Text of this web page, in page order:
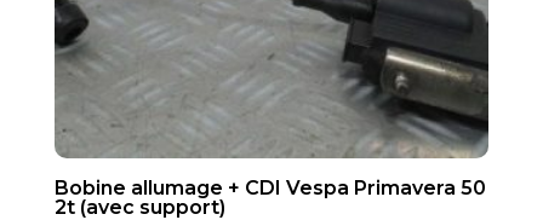
Bobine allumage + CDI Vespa Primavera 50
2t (avec support)